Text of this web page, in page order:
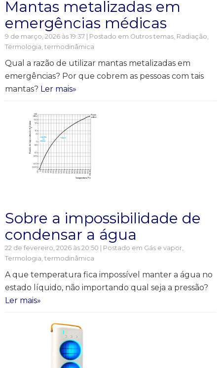
Mantas metalizadas em
emergências médicas
9 de março, 2026 às 19:37 | Postado em Outros temas, Radiação,
Termologia, termodinâmica
Qual a razão de utilizar mantas metalizadas em
emergências? Por que cobrem as pessoas com tais
mantas? Ler mais»
Sobre a impossibilidade de
condensar a água
22 de fevereiro, 2026 às 20:50 | Postado em Gás e vapor,
Termologia, termodinâmica
A que temperatura fica impossível manter a água no
estado líquido, não importando qual seja a pressão?
Ler mais»